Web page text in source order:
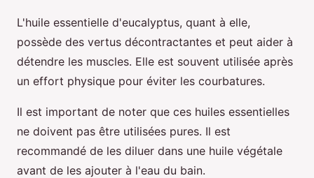
L'huile essentielle d'eucalyptus, quant à elle,
possède des vertus décontractantes et peut aider à
détendre les muscles. Elle est souvent utilisée après
un effort physique pour éviter les courbatures.
Il est important de noter que ces huiles essentielles
ne doivent pas être utilisées pures. Il est
recommandé de les diluer dans une huile végétale
avant de les ajouter à l'eau du bain.